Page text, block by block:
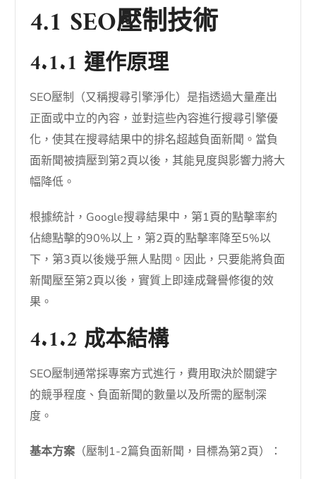
4.1 SEO壓制技術
4.1.1 運作原理
SEO壓制（又稱搜尋引擎淨化）是指透過大量產出
正面或中立的內容，並對這些內容進行搜尋引擎優
化，使其在搜尋結果中的排名超越負面新聞。當負
面新聞被擠壓到第2頁以後，其能見度與影響力將大
幅降低。
根據統計，Google搜尋結果中，第1頁的點擊率約
佔總點擊的90%以上，第2頁的點擊率降至5%以
下，第3頁以後幾乎無人點閱。因此，只要能將負面
新聞壓至第2頁以後，實質上即達成聲譽修復的效
果。
4.1.2 成本結構
SEO壓制通常採專案方式進行，費用取決於關鍵字
的競爭程度、負面新聞的數量以及所需的壓制深
度。
基本方案 （壓制1-2篇負面新聞，目標為第2頁）：